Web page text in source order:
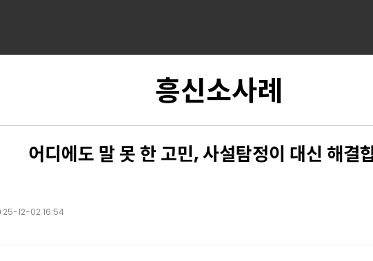
흥신소사례
어디에도 말 못 한 고민, 사설탐정이 대신 해결
25-12-02 16:54